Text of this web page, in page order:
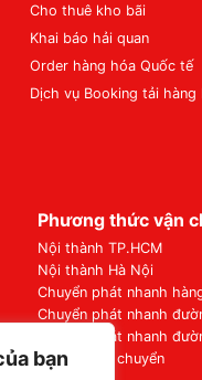
bạn
Cho thuê kho bãi
Khai báo hải quan
Order hàng hóa Quốc tế
Dịch vụ Booking tải hàng
Phương thức vận
Nội thành TP.HCM
Nội thành Hà Nội
Chuyển phát nhanh
Chuyển phát nhanh
Chuyển phát nhanh
Chi phí vận chuyển